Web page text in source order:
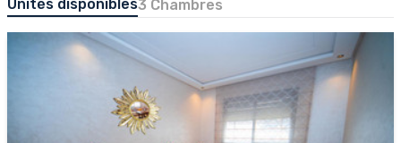
Unités disponibles3 Chambres